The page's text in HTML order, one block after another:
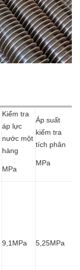
Kiểm tra
áp lực
nước một
hàng
MPa
Áp suất
kiểm tra
tích phân
MPa
9,1MPa 5,25MPa